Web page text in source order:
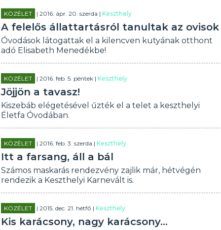
KÖZÉLET | 2016. ápr. 20. szerda |Keszthely
A felelős állattartásról tanultak az ovisok
Óvodások látogattak el a kilencven kutyának otthont
adó Elisabeth Menedékbe!
KÖZÉLET | 2016. feb. 5. péntek |Keszthely
Jöjjön a tavasz!
Kiszebáb elégetésével űzték el a telet a keszthelyi
Életfa Óvodában.
KÖZÉLET | 2016. feb. 3. szerda |Keszthely
Itt a farsang, áll a bál
Számos maskarás rendezvény zajlik már, hétvégén
rendezik a Keszthelyi Karnevált is.
KÖZÉLET | 2015. dec. 21. hétfő |Keszthely
Kis karácsony, nagy karácsony...